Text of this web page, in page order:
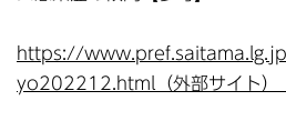
https://
yo202212.html（外部サイト）